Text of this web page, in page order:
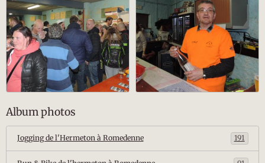
Album photos
Jogging de l'Hermeton à Romedenne 191